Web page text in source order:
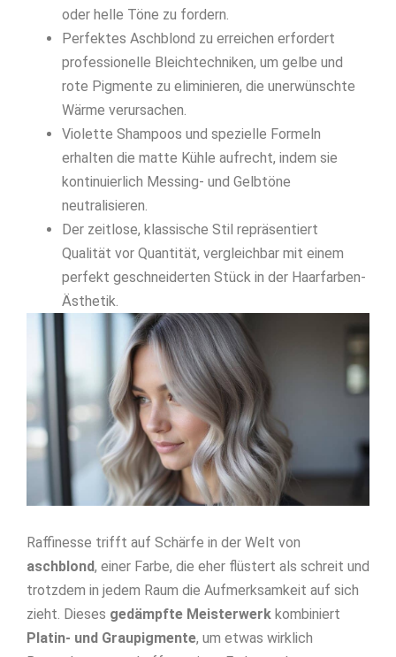
oder helle Töne zu fordern.
Perfektes Aschblond zu erreichen erfordert
professionelle Bleichtechniken, um gelbe und
rote Pigmente zu eliminieren, die unerwünschte
Wärme verursachen.
Violette Shampoos und spezielle Formeln
erhalten die matte Kühle aufrecht, indem sie
kontinuierlich Messing- und Gelbtöne
neutralisieren.
Der zeitlose, klassische Stil repräsentiert
Qualität vor Quantität, vergleichbar mit einem
perfekt geschneiderten Stück in der Haarfarben-
Ästhetik.
Raffinesse trifft auf Schärfe in der Welt von
aschblond, einer Farbe, die eher flüstert als schreit und
trotzdem in jedem Raum die Aufmerksamkeit auf sich
zieht. Dieses gedämpfte Meisterwerk kombiniert
Platin- und Graupigmente, um etwas wirklich